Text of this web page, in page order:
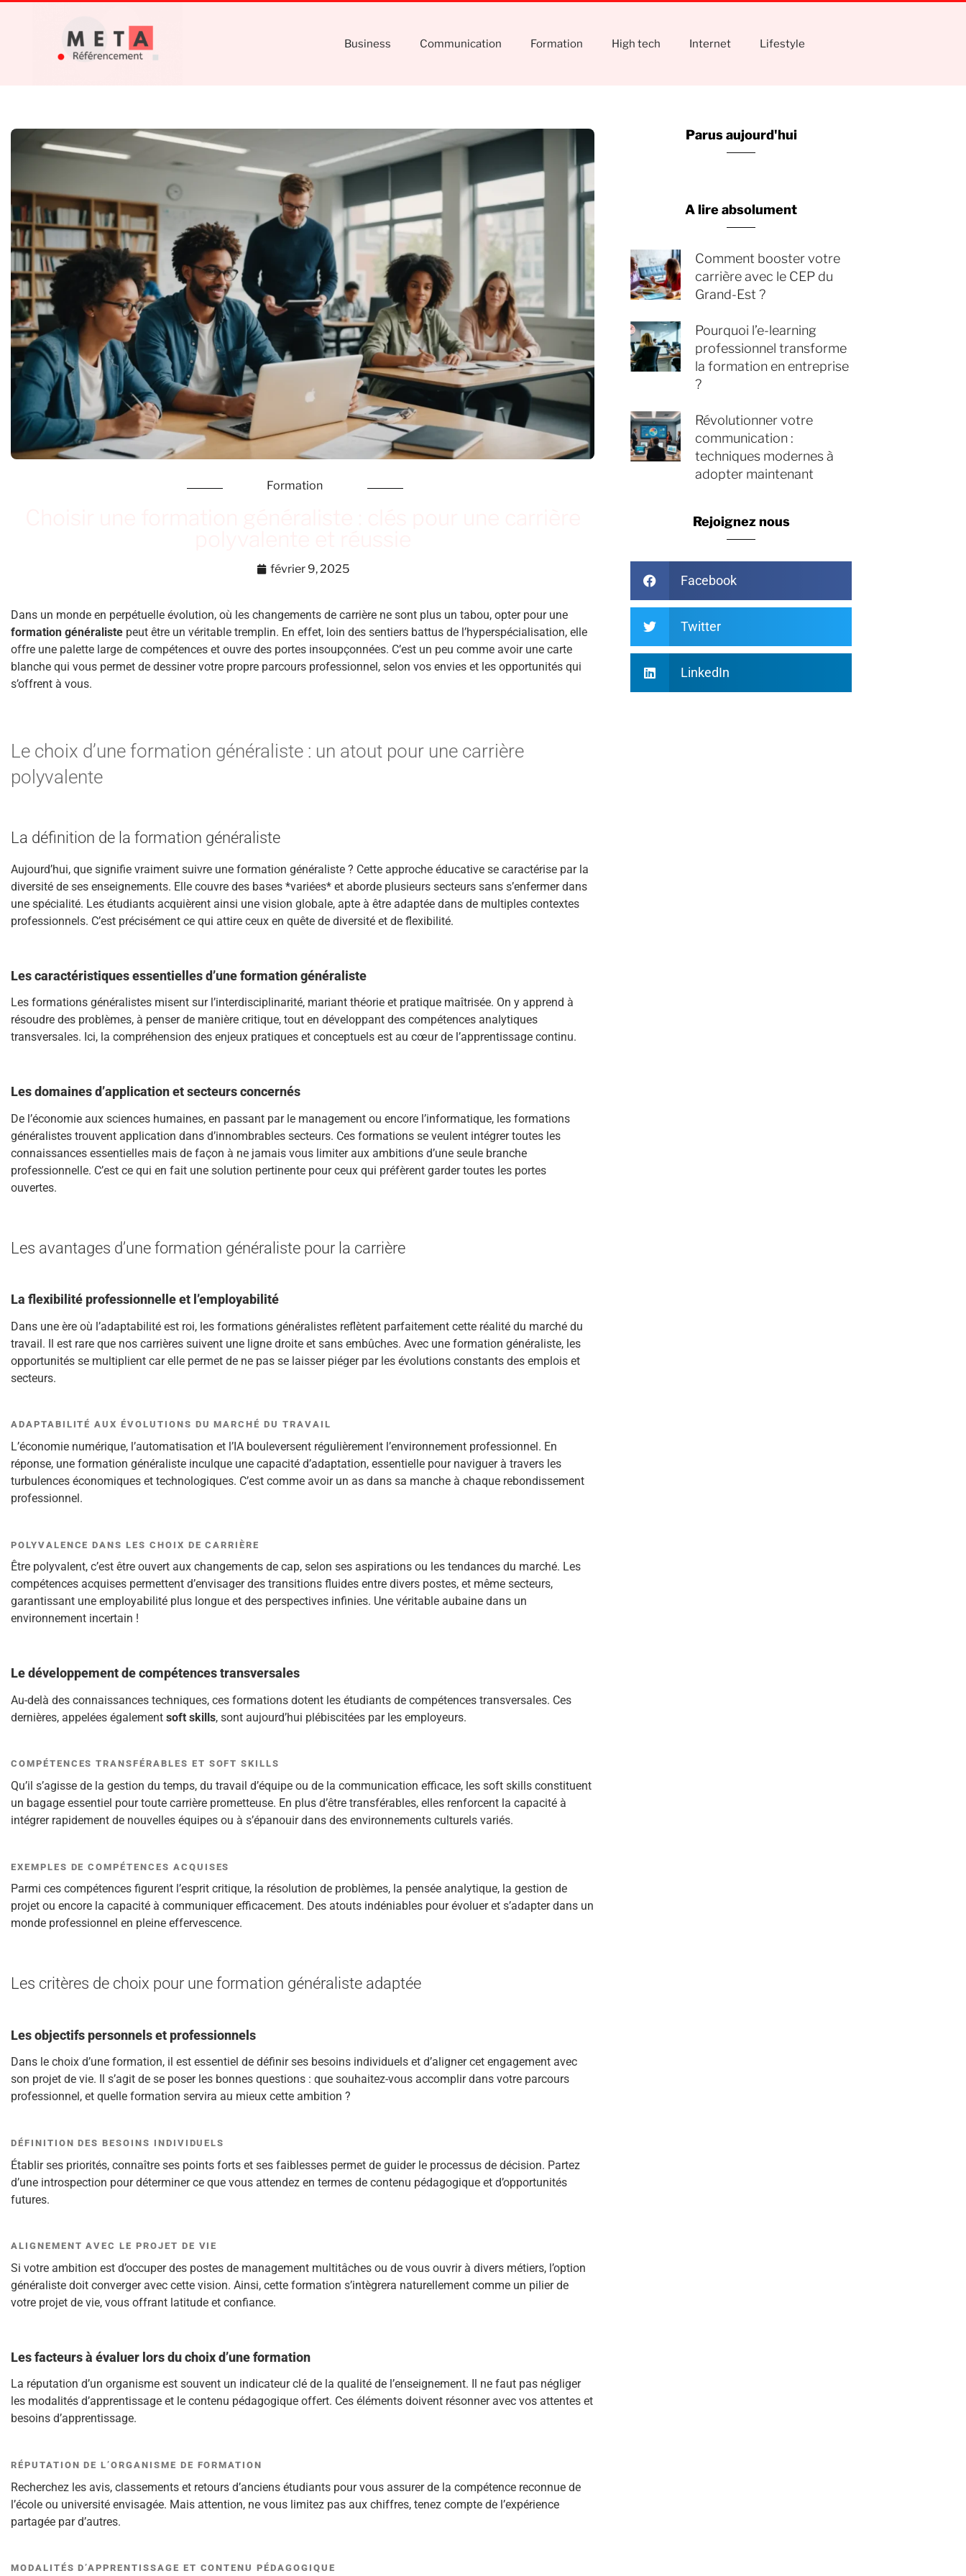
Business Communication Formation High tech Internet Lifestyle
Formation
février 9, 2025
Dans un monde en perpétuelle évolution, où les changements de carrière ne sont plus un tabou, opter pour une
formation généraliste peut être un véritable tremplin. En effet, loin des sentiers battus de l’hyperspécialisation, elle
offre une palette large de compétences et ouvre des portes insoupçonnées. C’est un peu comme avoir une carte
blanche qui vous permet de dessiner votre propre parcours professionnel, selon vos envies et les opportunités qui
s’offrent à vous.
Le choix d’une formation généraliste : un atout pour une carrière
polyvalente
La définition de la formation généraliste
Aujourd’hui, que signifie vraiment suivre une formation généraliste ? Cette approche éducative se caractérise par la
diversité de ses enseignements. Elle couvre des bases *variées* et aborde plusieurs secteurs sans s’enfermer dans
une spécialité. Les étudiants acquièrent ainsi une vision globale, apte à être adaptée dans de multiples contextes
professionnels. C’est précisément ce qui attire ceux en quête de diversité et de flexibilité.
Les caractéristiques essentielles d’une formation généraliste
Les formations généralistes misent sur l’interdisciplinarité, mariant théorie et pratique maîtrisée. On y apprend à
résoudre des problèmes, à penser de manière critique, tout en développant des compétences analytiques
transversales. Ici, la compréhension des enjeux pratiques et conceptuels est au cœur de l’apprentissage continu.
Les domaines d’application et secteurs concernés
De l’économie aux sciences humaines, en passant par le management ou encore l’informatique, les formations
généralistes trouvent application dans d’innombrables secteurs. Ces formations se veulent intégrer toutes les
connaissances essentielles mais de façon à ne jamais vous limiter aux ambitions d’une seule branche
professionnelle. C’est ce qui en fait une solution pertinente pour ceux qui préfèrent garder toutes les portes
ouvertes.
Les avantages d’une formation généraliste pour la carrière
La flexibilité professionnelle et l’employabilité
Dans une ère où l’adaptabilité est roi, les formations généralistes reflètent parfaitement cette réalité du marché du
travail. Il est rare que nos carrières suivent une ligne droite et sans embûches. Avec une formation généraliste, les
opportunités se multiplient car elle permet de ne pas se laisser piéger par les évolutions constants des emplois et
secteurs.
ADAPTABILITÉ AUX ÉVOLUTIONS DU MARCHÉ DU TRAVAIL
L’économie numérique, l’automatisation et l’IA bouleversent régulièrement l’environnement professionnel. En
réponse, une formation généraliste inculque une capacité d’adaptation, essentielle pour naviguer à travers les
turbulences économiques et technologiques. C’est comme avoir un as dans sa manche à chaque rebondissement
professionnel.
POLYVALENCE DANS LES CHOIX DE CARRIÈRE
Être polyvalent, c’est être ouvert aux changements de cap, selon ses aspirations ou les tendances du marché. Les
compétences acquises permettent d’envisager des transitions fluides entre divers postes, et même secteurs,
garantissant une employabilité plus longue et des perspectives infinies. Une véritable aubaine dans un
environnement incertain !
Le développement de compétences transversales
Au-delà des connaissances techniques, ces formations dotent les étudiants de compétences transversales. Ces
dernières, appelées également soft skills, sont aujourd’hui plébiscitées par les employeurs.
COMPÉTENCES TRANSFÉRABLES ET SOFT SKILLS
Qu’il s’agisse de la gestion du temps, du travail d’équipe ou de la communication efficace, les soft skills constituent
un bagage essentiel pour toute carrière prometteuse. En plus d’être transférables, elles renforcent la capacité à
intégrer rapidement de nouvelles équipes ou à s’épanouir dans des environnements culturels variés.
EXEMPLES DE COMPÉTENCES ACQUISES
Parmi ces compétences figurent l’esprit critique, la résolution de problèmes, la pensée analytique, la gestion de
projet ou encore la capacité à communiquer efficacement. Des atouts indéniables pour évoluer et s’adapter dans un
monde professionnel en pleine effervescence.
Les critères de choix pour une formation généraliste adaptée
Les objectifs personnels et professionnels
Dans le choix d’une formation, il est essentiel de définir ses besoins individuels et d’aligner cet engagement avec
son projet de vie. Il s’agit de se poser les bonnes questions : que souhaitez-vous accomplir dans votre parcours
professionnel, et quelle formation servira au mieux cette ambition ?
DÉFINITION DES BESOINS INDIVIDUELS
Établir ses priorités, connaître ses points forts et ses faiblesses permet de guider le processus de décision. Partez
d’une introspection pour déterminer ce que vous attendez en termes de contenu pédagogique et d’opportunités
futures.
ALIGNEMENT AVEC LE PROJET DE VIE
Si votre ambition est d’occuper des postes de management multitâches ou de vous ouvrir à divers métiers, l’option
généraliste doit converger avec cette vision. Ainsi, cette formation s’intègrera naturellement comme un pilier de
votre projet de vie, vous offrant latitude et confiance.
Les facteurs à évaluer lors du choix d’une formation
La réputation d’un organisme est souvent un indicateur clé de la qualité de l’enseignement. Il ne faut pas négliger
les modalités d’apprentissage et le contenu pédagogique offert. Ces éléments doivent résonner avec vos attentes et
besoins d’apprentissage.
RÉPUTATION DE L’ORGANISME DE FORMATION
Recherchez les avis, classements et retours d’anciens étudiants pour vous assurer de la compétence reconnue de
l’école ou université envisagée. Mais attention, ne vous limitez pas aux chiffres, tenez compte de l’expérience
partagée par d’autres.
MODALITÉS D’APPRENTISSAGE ET CONTENU PÉDAGOGIQUE
Parus aujourd'hui
A lire absolument
Comment booster votre
carrière avec le CEP du
Grand-Est ?
Pourquoi l’e-learning
professionnel transforme
la formation en entreprise
?
Révolutionner votre
communication :
techniques modernes à
adopter maintenant
Rejoignez nous
Facebook
Twitter
LinkedIn